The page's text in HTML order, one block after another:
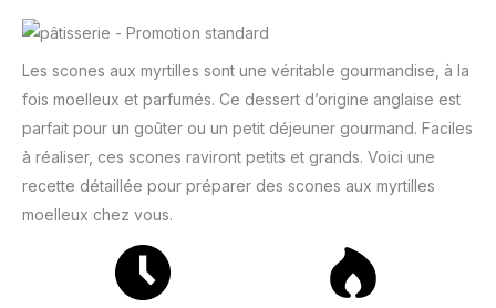
Les scones aux myrtilles sont une véritable gourmandise, à la
fois moelleux et parfumés. Ce dessert d’origine anglaise est
parfait pour un goûter ou un petit déjeuner gourmand. Faciles
à réaliser, ces scones raviront petits et grands. Voici une
recette détaillée pour préparer des scones aux myrtilles
moelleux chez vous.